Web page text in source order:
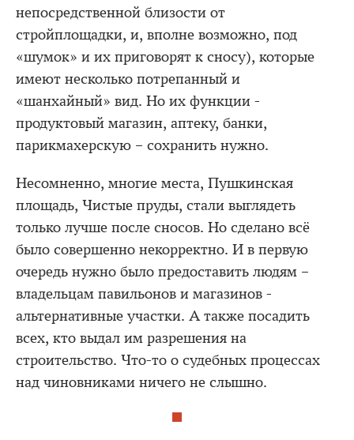
непосредственной близости от
стройплощадки, и, вполне возможно, под
«шумок» и их приговорят к сносу), которые
имеют несколько потрепанный и
«шанхайный» вид. Но их функции -
продуктовый магазин, аптеку, банки,
парикмахерскую – сохранить нужно.
Несомненно, многие места, Пушкинская
площадь, Чистые пруды, стали выглядеть
только лучше после сносов. Но сделано всё
было совершенно некорректно. И в первую
очередь нужно было предоставить людям –
владельцам павильонов и магазинов -
альтернативные участки. А также посадить
всех, кто выдал им разрешения на
строительство. Что-то о судебных процессах
над чиновниками ничего не слышно.